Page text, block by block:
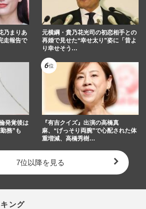
乃まりあ
走報告で
元横綱・貴乃花光司の初恋相手との
再婚で見せた“幸せ太り”姿に「昔よ
り幸せそう…
発覚後は
務”も
『有吉クイズ』出演の高橋真
麻、“げっそり両腕”で心配された体
重増減、高橋秀樹…
7位以降を見る
ング